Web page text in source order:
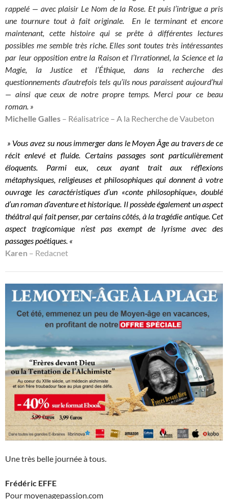
rappelé — avec plaisir Le Nom de la Rose. Et puis l’intrigue a pris
une tournure tout à fait originale. En le terminant et encore
maintenant, cette histoire qui se prête à différentes lectures
possibles me semble très riche. Elles sont toutes très intéressantes
par leur opposition entre la Raison et l’Irrationnel, la Science et la
Magie, la Justice et l’Éthique, dans la recherche des
questionnements d’autrefois tels qu’ils nous paraissent aujourd’hui
— ainsi que ceux de notre propre temps. Merci pour ce beau
roman. »
Michelle Galles – Réalisatrice – A la Recherche de Vaubeton
» Vous avez su nous immerger dans le Moyen Âge au travers de ce
récit enlevé et fluide. Certains passages sont particulièrement
éloquents. Parmi eux, ceux ayant trait aux réflexions
métaphysiques, religieuses et philosophiques qui donnent à votre
ouvrage les caractéristiques d’un «conte philosophique», doublé
d’un roman d’aventure et historique. Il possède également un aspect
théâtral qui fait penser, par certains côtés, à la tragédie antique. Cet
aspect tragicomique n’est pas exempt de lyrisme avec des
passages poétiques. «
Karen – Redacnet
Une très belle journée à tous.
Frédéric EFFE
Pour moyenagepassion.com